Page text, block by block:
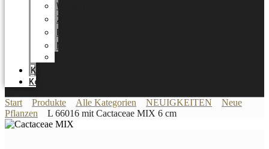
Werdegang
Zertifikate
Energieoptimierung
Neuheiten
Katalog
Kontakt
Start Produkte Alle Kategorien NEUIGKEITEN
Neue
Pflanzen
L 66016 mit Cactaceae MIX 6 cm